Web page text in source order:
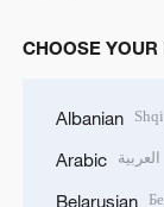
CHOOSE YOUR
Albanian
Arabic العربية
Belarusian